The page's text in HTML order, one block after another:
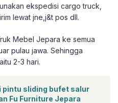
ekspedisi cargo truck,
lewat jne,j&t pos dll.
Mebel Jepara ke semua
pulau jawa. Sehingga
2-3 hari.
pintu sliding bufet salur
Fu Furniture Jepara